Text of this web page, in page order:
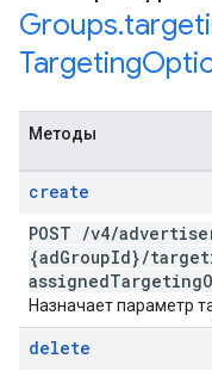
Groups.
Targeting
Методы
create
POST /v4/
{adGroupId}/
assignedTargeting
Назначает параметр
delete